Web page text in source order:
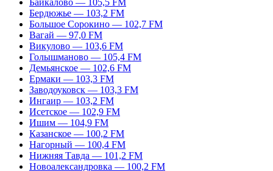
Байкалово — 105,5 FM
Бердюжье — 103,2 FM
Большое Сорокино — 102,7 FM
Вагай — 97,0 FM
Викулово — 103,6 FM
Голышманово — 105,4 FM
Демьянское — 102,6 FM
Ермаки — 103,3 FM
Заводоуковск — 103,3 FM
Ингаир — 103,2 FM
Исетское — 102,9 FM
Ишим — 104,9 FM
Казанское — 100,2 FM
Нагорный — 100,4 FM
Нижняя Тавда — 101,2 FM
Новоалександровка — 100,2 FM